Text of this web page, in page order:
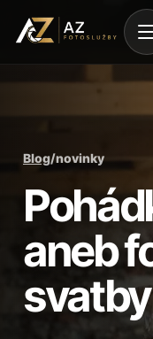
Blog/novinky
aneb